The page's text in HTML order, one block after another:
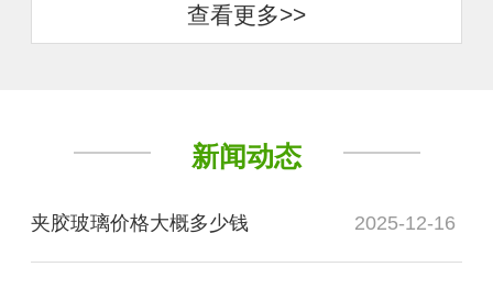
查看更多>>
新闻动态
夹胶玻璃价格大概多少钱 2025-12-16